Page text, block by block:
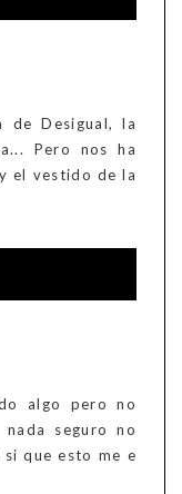
de Desigual, la
Pero nos ha
el vestido de la
algo pero no
seguro no
que esto me e